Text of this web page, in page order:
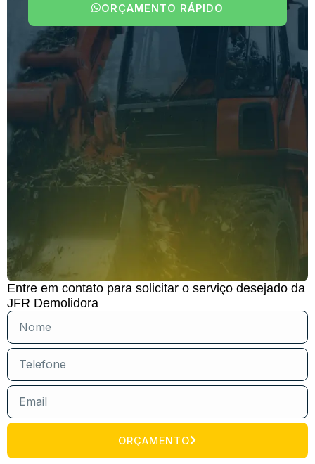
ORÇAMENTO RÁPIDO
Entre em contato para solicitar o serviço desejado da
JFR Demolidora
ORÇAMENTO